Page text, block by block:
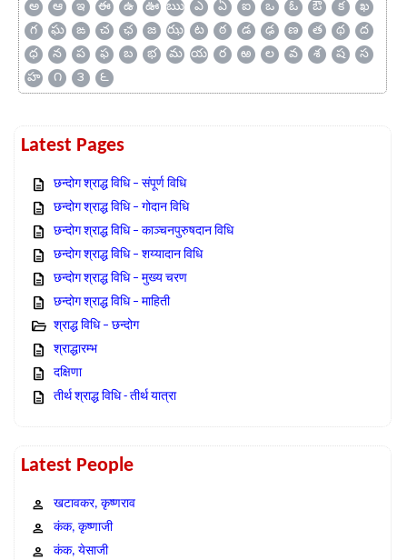
అ ఆ ఇ ఈ ఉ ఊ ఋ ఎ ఏ ఐ ఒ ఓ ఔ క
ఖ
గ
ఘ ఙ చ ఛ జ ఝ ట ఠ డ ఢ ణ త థ
ద
ధ
న ప ఫ బ భ మ య ర ఱ ల వ శ ష
స
హ
౧ ౩ ౬
Latest Pages
छन्दोग श्राद्ध विधि – संपूर्ण विधि
छन्दोग श्राद्ध विधि – गोदान विधि
छन्दोग श्राद्ध विधि – काञ्चनपुरुषदान विधि
छन्दोग श्राद्ध विधि – शय्यादान विधि
छन्दोग श्राद्ध विधि – मुख्य चरण
छन्दोग श्राद्ध विधि – माहिती
श्राद्ध विधि – छन्दोग
श्राद्धारम्भ
दक्षिणा
तीर्थ श्राद्ध विधि - तीर्थ यात्रा
Latest People
खटावकर, कृष्णराव
कंक, कृष्णाजी
कंक, येसाजी